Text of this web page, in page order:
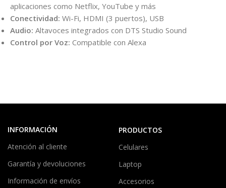
aplicaciones como Netflix, YouTube y más
Conectividad: Wi-Fi, HDMI (3 puertos), USB
Audio: Altavoces integrados con DTS Studio Sound
Control por Voz: Compatible con Alexa
INFORMACIÓN
Atención al cliente
Garantía y devoluciones
Información de envíos
PRODUCTOS
Celulares
Laptop
Accesorios